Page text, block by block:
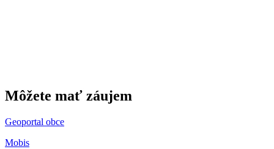
Môžete mať záujem
Geoportal obce
Mobis